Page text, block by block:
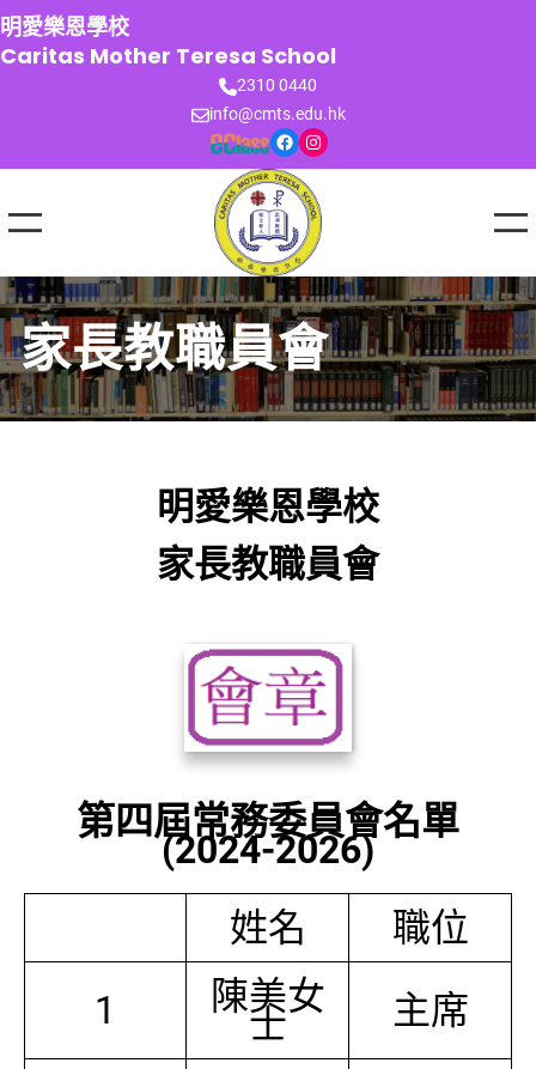
跳
至
主
明愛樂恩學校
Caritas Mother Teresa School
2310 0440
info@cmts.edu.hk
Facebook Instagram
家長教職員會
明愛樂恩學校
家長教職員會
第四屆常務委員會名單
(2024-2026)
姓名
職位
1
陳美女
士 主席